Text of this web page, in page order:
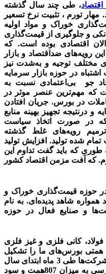
اقتصاد، طی چند سال گذشته
مهار تورم ، تثبیت نرخ تسعیر
خوراک و مواد اولیه
و جلوگیری از قیمت‌گذاری
اقتصادی بوده است. که
رویه‌های ضد‌اقتصاد و بازار
مختلف توجیه و به‌شدت نیز
در حوزه بازار سرمایه
جو بی‌اعتمادی نسبت به
که مهم‌ترین عنصر موثر در
در بورس. جریان افتادن
درنتیجه تجهیز بهینه منابع
در صورت اتخاذ سیاست
رویه‌های غلط گذشته
شده تولید. افزایش تولید
طوری که باید گفت تداوم این
که آفت مزمن اقتصاد کشور
حوزه قیمت‌گذاری خوراک و
همواره شاهد پدیده‌ای. به نام
و صنایع فعال در حوزه
کانی فلزی و غیز فلزی
حدود 60درصد. از ارزش بازار 9500 همتی بورس‌های ما را تشکیل
می‌دهد. چنانچه از حیث برآورد سود شرکت‌ها طی 3 ماه ابتدای سال
1402 نگاه کنیم. سود شرکت‌های بورسی به میزان 807همت و سود